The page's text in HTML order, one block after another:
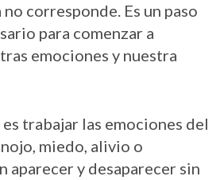
no corresponde. Es un paso
para comenzar a
emociones y nuestra
es trabajar las emociones del
miedo, alivio o
aparecer y desaparecer sin